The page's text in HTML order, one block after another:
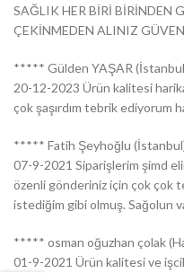
SAĞLIK HER BİRİ BİRİNDEN
ÇEKİNMEDEN ALINIZ
***** Gülden YAŞAR
20-12-2023 Ürün kalitesi
çok şaşırdım tebrik ediyorum
***** Fatih Şeyhoğlu
07-9-2021 Siparişlerim şimd
özenli gönderiniz için çok çok
istediğim gibi olmuş. Sağolun
***** osman oğuzhan çolak
01-9-2021 Ürün kalitesi ve